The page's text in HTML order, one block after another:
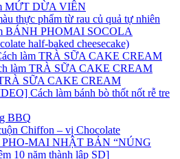
MỨT DỪA VIÊN
thực phẩm từ rau củ quả tự nhiên
BÁNH PHOMAI SOCOLA
half-baked cheesecake)
làm TRÀ SỮA CAKE CREAM
làm TRÀ SỮA CAKE CREAM
SỮA CAKE CREAM
Cách làm bánh bò thốt nốt rễ tre
BBQ
Chiffon – vị Chocolate
MAI NHẬT BẢN “NÚNG
10 năm thành lập SD]